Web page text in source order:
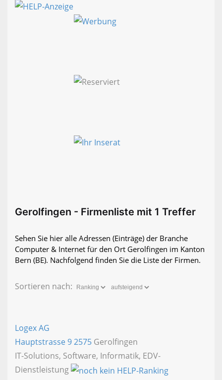
Gerolfingen - Firmenliste mit 1 Treffer
Sehen Sie hier alle Adressen (Einträge) der Branche
Computer & Internet für den Ort Gerolfingen im Kanton
Bern (BE). Nachfolgend finden Sie die Liste der Firmen.
Sortieren nach:
Logex AG
Hauptstrasse 92575 Gerolfingen
IT-Solutions, Software, Informatik, EDV-
Dienstleistung